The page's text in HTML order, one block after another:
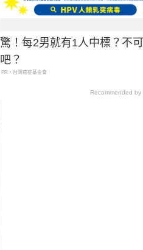
驚！每2男就有1人中標？不
吧？
PR・台灣癌症基金會
Recommended by